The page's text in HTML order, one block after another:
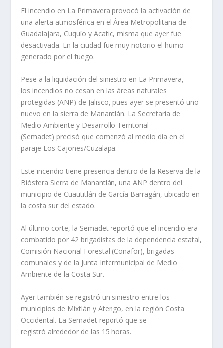
El incendio en La Primavera provocó la activación de
una alerta atmosférica en el Área Metropolitana de
Guadalajara, Cuquío y Acatic, misma que ayer fue
desactivada. En la ciudad fue muy notorio el humo
generado por el fuego.
Pese a la liquidación del siniestro en La Primavera,
los incendios no cesan en las áreas naturales
protegidas (ANP) de Jalisco, pues ayer se presentó uno
nuevo en la sierra de Manantlán. La Secretaría de
Medio Ambiente y Desarrollo Territorial
(Semadet) precisó que comenzó al medio día en el
paraje Los Cajones/Cuzalapa.
Este incendio tiene presencia dentro de la Reserva de la
Biósfera Sierra de Manantlán, una ANP dentro del
municipio de Cuautitlán de García Barragán, ubicado en
la costa sur del estado.
Al último corte, la Semadet reportó que el incendio era
combatido por 42 brigadistas de la dependencia estatal,
Comisión Nacional Forestal (Conafor), brigadas
comunales y de la Junta Intermunicipal de Medio
Ambiente de la Costa Sur.
Ayer también se registró un siniestro entre los
municipios de Mixtlán y Atengo, en la región Costa
Occidental. La Semadet reportó que se
registró alrededor de las 15 horas.